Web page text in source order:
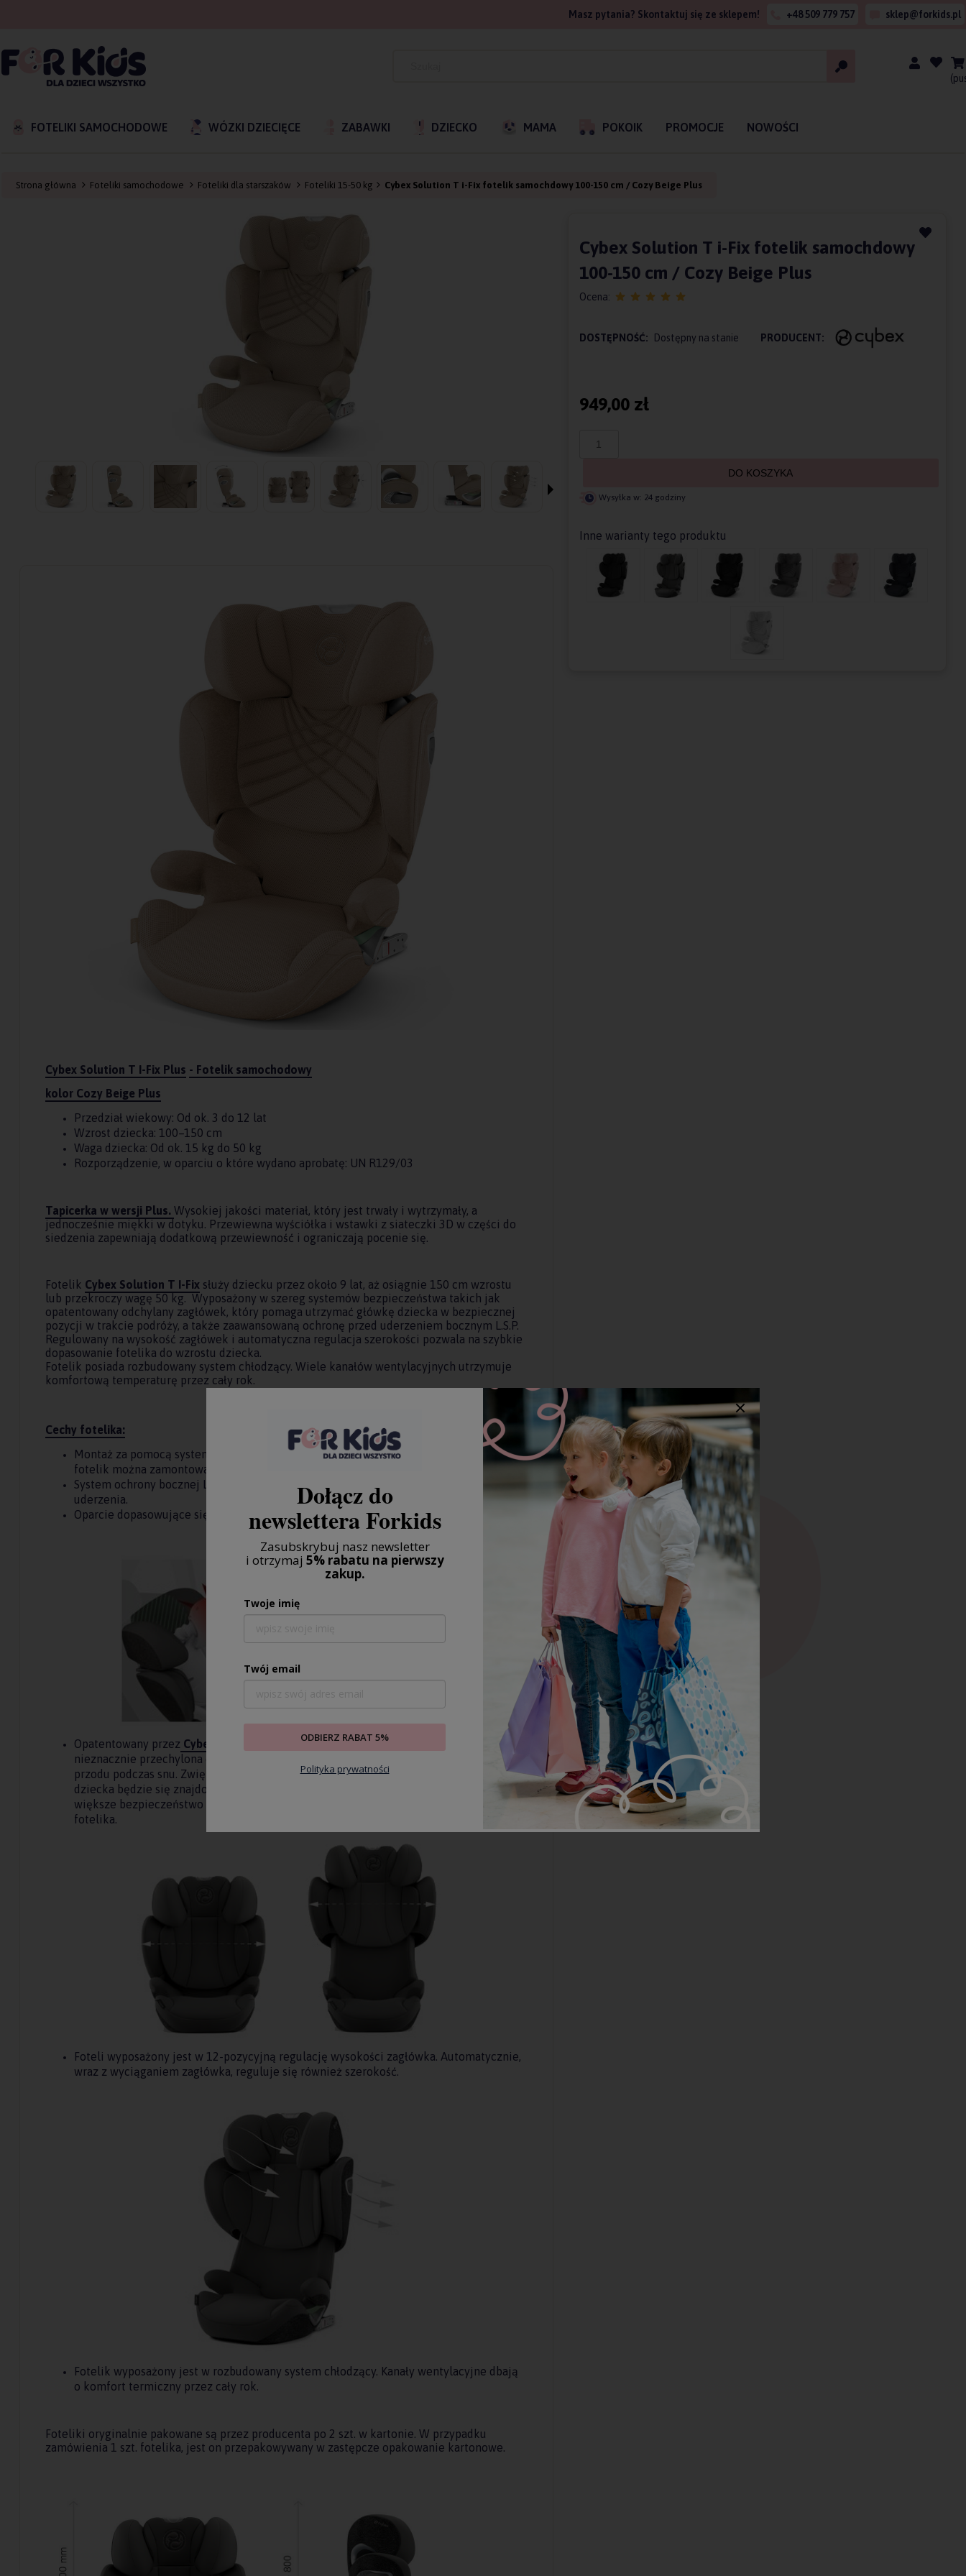
Masz pytania? Skontaktuj się ze sklepem! +48 509 779 757 sklep@forkids.pl
FOTELIKI SAMOCHODOWE WÓZKI DZIECIĘCE ZABAWKI DZIECKO MAMA POKOIK PROMOCJE NOWOŚCI
Strona główna Foteliki samochodowe Foteliki dla starszaków Foteliki 15-50 kg Cybex Solution T i-Fix fotelik samochdowy 100-150 cm / Cozy Beige Plus
Cybex Solution T I-Fix Plus - Fotelik samochodowy
kolor Cozy Beige Plus
Przedział wiekowy: Od ok. 3 do 12 lat
Wzrost dziecka: 100–150 cm
Waga dziecka: Od ok. 15 kg do 50 kg
Rozporządzenie, w oparciu o które wydano aprobatę: UN R129/03
Tapicerka w wersji Plus. Wysokiej jakości materiał, który jest trwały i wytrzymały, a
jednocześnie miękki w dotyku. Przewiewna wyściółka i wstawki z siateczki 3D w części do
siedzenia zapewniają dodatkową przewiewność i ograniczają pocenie się.
Fotelik Cybex Solution T I-Fix służy dziecku przez około 9 lat, aż osiągnie 150 cm wzrostu
lub przekroczy wagę 50 kg. Wyposażony w szereg systemów bezpieczeństwa takich jak
opatentowany odchylany zagłówek, który pomaga utrzymać główkę dziecka w bezpiecznej
pozycji w trakcie podróży, a także zaawansowaną ochronę przed uderzeniem bocznym L.S.P.
Regulowany na wysokość zagłówek i automatyczna regulacja szerokości pozwala na szybkie
dopasowanie fotelika do wzrostu dziecka.
Fotelik posiada rozbudowany system chłodzący. Wiele kanałów wentylacyjnych utrzymuje
komfortową temperaturę przez cały rok.
Cechy fotelika:
Montaż za pomocą systemu isofix lub w przypadku braku zaczepów w samochodzie,
fotelik można zamontować przy pomocy 3-punktowych pasów bezpieczeństwa
System ochrony bocznej L.S.P. System poprawia bezpieczeństwo w przypadku bocznego
uderzenia.
Oparcie dopasowujące się do oparcia siedzenia samochodowego
Opatentowany przez Cybex
, odchylany zagłówek sprawia, że główka dziecka jest
nieznacznie przechylona do tyłu, co pomaga zapobiegać opadaniu głowy dziecka do
przodu podczas snu. Zwiększa to prawdopodobieństwo, że w razie kolizji główka
dziecka będzie się znajdowała w bezpiecznej pozycji, co oznacza siedmiokrotnie
większe bezpieczeństwo niż w przypadku wypadnięcia poza strefę bezpieczeństwa
fotelika.
Foteli wyposażony jest w 12-pozycyjną regulację wysokości zagłówka. Automatycznie,
wraz z wyciąganiem zagłówka, reguluje się również szerokość.
Fotelik wyposażony jest w rozbudowany system chłodzący. Kanały wentylacyjne dbają
o komfort termiczny przez cały rok.
Foteliki oryginalnie pakowane są przez producenta po 2 szt. w kartonie. W przypadku
zamówienia 1 szt. fotelika, jest on przepakowywany w zastępcze opakowanie kartonowe.
Cybex Solution T i-Fix fotelik samochdowy
100-150 cm / Cozy Beige Plus
Ocena:
DOSTĘPNOŚĆ: Dostępny na stanie PRODUCENT:
949,00 zł
DO KOSZYKA
Wysyłka w: 24 godziny
Inne warianty tego produktu
Dołącz do
newslettera Forkids
Zasubskrybuj nasz newsletter
i otrzymaj 5% rabatu na pierwszy
zakup.
Twoje imię
Twój email
ODBIERZ RABAT 5%
Polityka prywatności